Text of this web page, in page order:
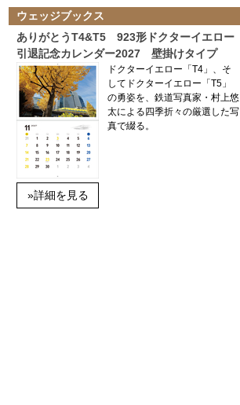
ウェッジブックス
ありがとうT4&T5 923形ドクターイエロー
引退記念カレンダー2027 壁掛けタイプ
»詳細を見る
ドクターイエロー「T4」、そ
してドクターイエロー「T5」
の勇姿を、鉄道写真家・村上悠
太による四季折々の厳選した写
真で綴る。